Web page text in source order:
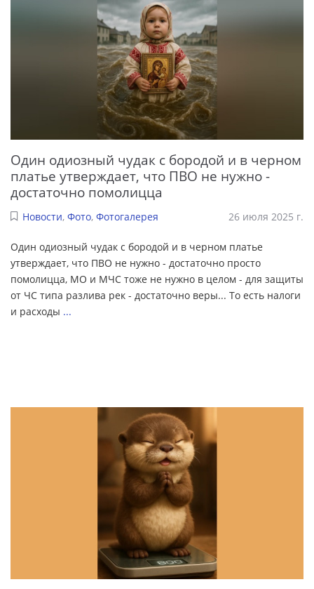
Один одиозный чудак с бородой и в черном
платье утверждает, что ПВО не нужно -
достаточно помолицца
Новости, Фото, Фотогалерея 26 июля 2025 г.
Один одиозный чудак с бородой и в черном платье
утверждает, что ПВО не нужно - достаточно просто
помолицца, МО и МЧС тоже не нужно в целом - для защиты
от ЧС типа разлива рек - достаточно веры... То есть налоги
и расходы ...